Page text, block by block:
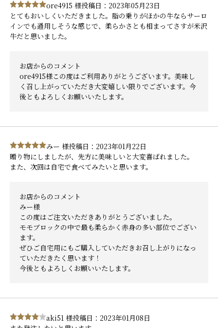
ore4915 様投稿日：2023年05月23日
とてもおいしくいただきました。脂の乗りがほかの牛ならサーロ
インでも通用しそうな感じで、柔らかさとも相まってさすが米沢
牛だと思いました。
お店からのコメント
ore4915様この度はご利用ありがとうございます。美味し
く召し上がっていただき大変嬉しい限りでございます。今
後ともよろしくお願いいたします。
みー 様投稿日：2023年01月22日
贈り物にしましたが、先方に美味しいと大変喜ばれました。
また、次回は自宅で食べてみたいと思います。
お店からのコメント
みー様
この度はご注文いただきありがとうございました。
モモブロックの中で最も柔らかく赤身の多い部位でござい
ます。
ぜひご自宅用にもご購入していただきお召し上がりになっ
ていただきたく思います！
今後ともよろしくお願いいたします。
aki51 様投稿日：2023年01月08日